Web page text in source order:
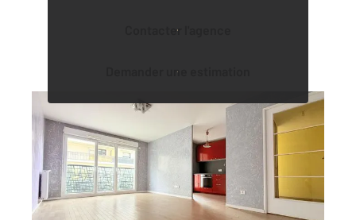
Contacter l'agence
Demander une estimation
ST OUEN 93
66,60 m2, 3 pièces
Ref : 4027
Appartement à vendre
420 000 €